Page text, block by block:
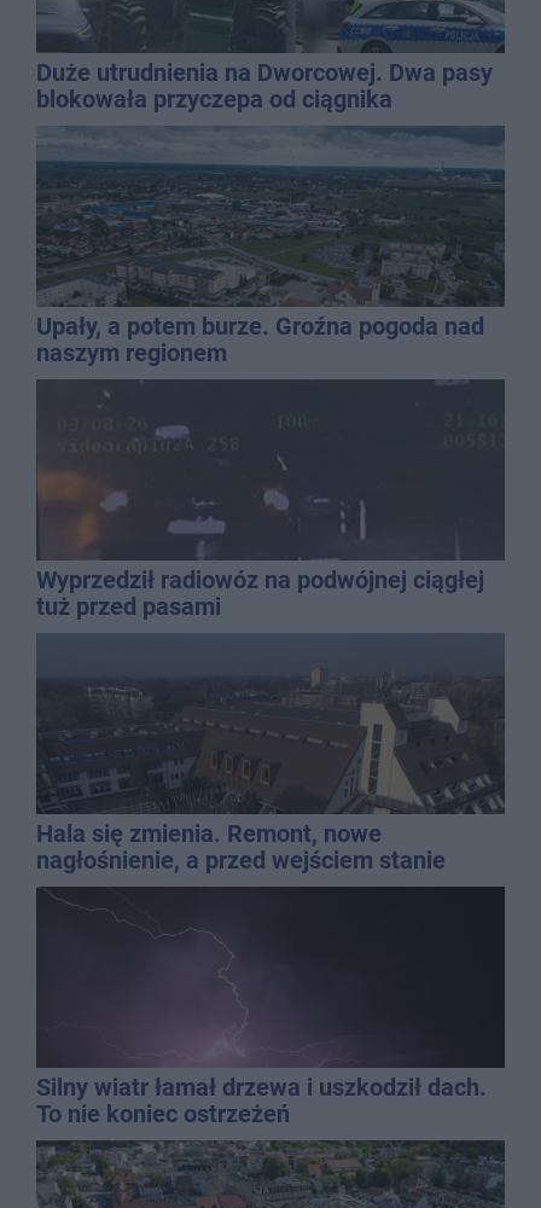
Duże utrudnienia na Dworcowej. Dwa pasy
blokowała przyczepa od ciągnika
Upały, a potem burze. Groźna pogoda nad
naszym regionem
Wyprzedził radiowóz na podwójnej ciągłej
tuż przed pasami
Hala się zmienia. Remont, nowe
nagłośnienie, a przed wejściem stanie
QEMETICA ARENA
Silny wiatr łamał drzewa i uszkodził dach.
To nie koniec ostrzeżeń